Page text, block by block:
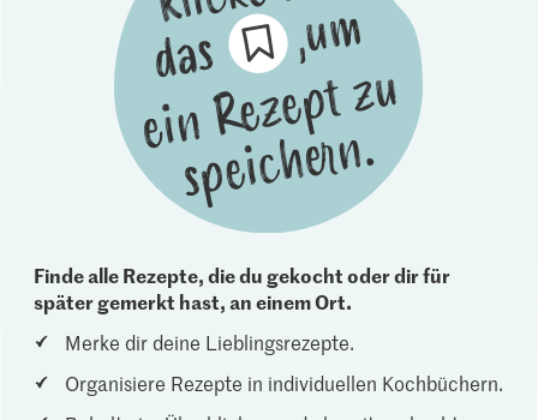
Finde alle Rezepte, die du gekocht oder dir für
später gemerkt hast, an einem Ort.
Merke dir deine Lieblingsrezepte.
Organisiere Rezepte in individuellen Kochbüchern.